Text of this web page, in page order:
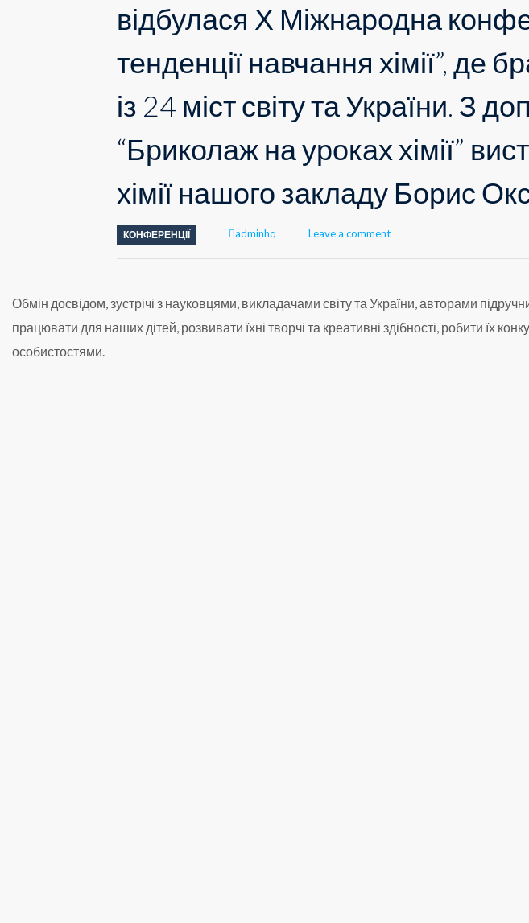
відбулася Х Міжнародна
тенденції навчання хімії”, де
із 24 міст світу та України. З
“Бриколаж на уроках хімії”
хімії нашого закладу Борис
КОНФЕРЕНЦІЇ Author
adminhq Leave a comment
Обмін досвідом, зустрічі з науковцями, викладачами світу та України, авторами
працювати для наших дітей, розвивати їхні творчі та креативні здібності, робити їх
особистостями.